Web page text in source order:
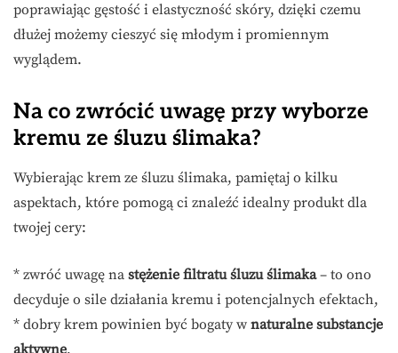
poprawiając gęstość i elastyczność skóry, dzięki czemu
dłużej możemy cieszyć się młodym i promiennym
wyglądem.
Na co zwrócić uwagę przy wyborze
kremu ze śluzu ślimaka?
Wybierając krem ze śluzu ślimaka, pamiętaj o kilku
aspektach, które pomogą ci znaleźć idealny produkt dla
twojej cery:
* zwróć uwagę na stężenie filtratu śluzu ślimaka– to ono
decyduje o sile działania kremu i potencjalnych efektach,
* dobry krem powinien być bogaty w naturalne substancje